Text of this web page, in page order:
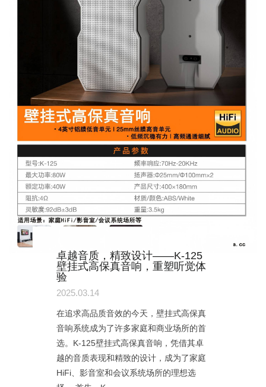
卓越音质，精致设计——K-125
壁挂式高保真音响，重塑听觉体
验
2025.03.14
在追求高品质音效的今天，壁挂式高保真
音响系统成为了许多家庭和商业场所的首
选。K-125壁挂式高保真音响，凭借其卓
越的音质表现和精致的设计，成为了家庭
HiFi、影音室和会议系统场所的理想选